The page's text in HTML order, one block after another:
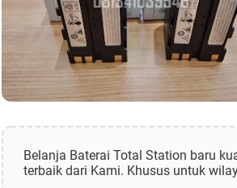
Belanja Baterai Total Station baru
terbaik dari Kami. Khusus untuk